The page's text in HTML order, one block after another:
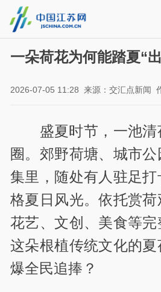
一朵荷花为何能踏夏“
2026-07-05 11:28 来源：交汇点新闻
盛夏时节，一池
圈。郊野荷塘、城市
集里，随处有人驻足
格夏日风光。依托赏
花艺、文创、美食等
这朵根植传统文化的夏
爆全民追捧？